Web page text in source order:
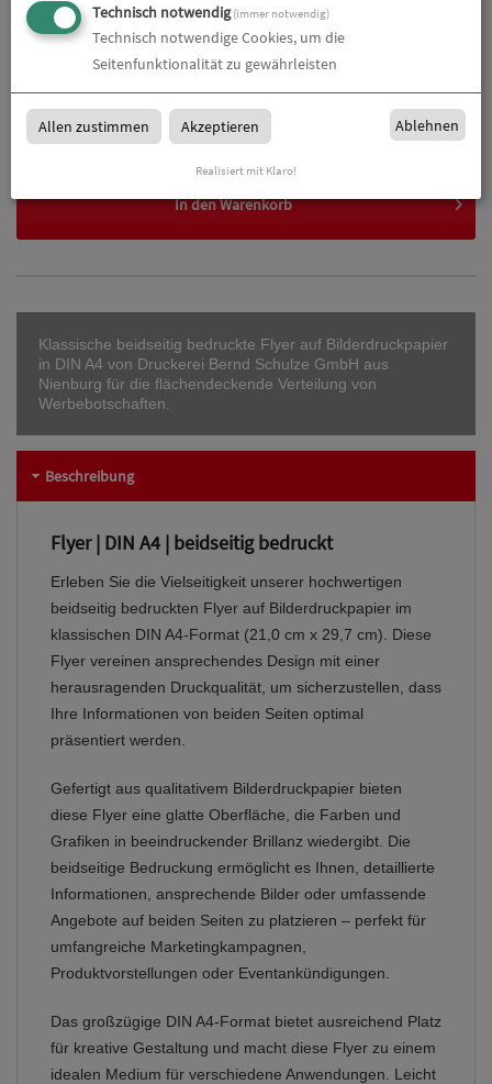
Datenupload (min. 0 / max. 10)
In denWarenkorb
Klassische beidseitig bedruckte Flyer auf Bilderdruckpapier
in DIN A4 von Druckerei Bernd Schulze GmbH aus
Nienburg für die flächendeckende Verteilung von
Werbebotschaften.
Beschreibung
Flyer | DIN A4 | beidseitig bedruckt
Erleben Sie die Vielseitigkeit unserer hochwertigen
beidseitig bedruckten Flyer auf Bilderdruckpapier im
klassischen DIN A4-Format (21,0 cm x 29,7 cm). Diese
Flyer vereinen ansprechendes Design mit einer
herausragenden Druckqualität, um sicherzustellen, dass
Ihre Informationen von beiden Seiten optimal
präsentiert werden.
Gefertigt aus qualitativem Bilderdruckpapier bieten
diese Flyer eine glatte Oberfläche, die Farben und
Grafiken in beeindruckender Brillanz wiedergibt. Die
beidseitige Bedruckung ermöglicht es Ihnen, detaillierte
Informationen, ansprechende Bilder oder umfassende
Angebote auf beiden Seiten zu platzieren – perfekt für
umfangreiche Marketingkampagnen,
Produktvorstellungen oder Eventankündigungen.
Das großzügige DIN A4-Format bietet ausreichend Platz
für kreative Gestaltung und macht diese Flyer zu einem
idealen Medium für verschiedene Anwendungen. Leicht
Technisch notwendig (immer notwendig)
Technisch notwendige Cookies, um die
Seitenfunktionalität zu gewährleisten
Allen zustimmen Akzeptieren Ablehnen
Realisiert mit Klaro!